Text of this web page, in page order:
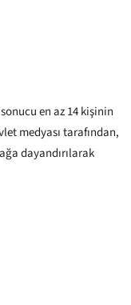
en az 14 kişinin
medyası tarafından,
dayandırılarak